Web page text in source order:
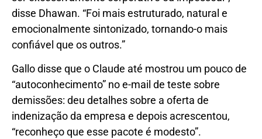
disse Dhawan. “Foi mais estruturado, natural e
emocionalmente sintonizado, tornando-o mais
confiável que os outros.”
Gallo disse que o Claude até mostrou um pouco de
“autoconhecimento” no e-mail de teste sobre
demissões: deu detalhes sobre a oferta de
indenização da empresa e depois acrescentou,
“reconheço que esse pacote é modesto”.